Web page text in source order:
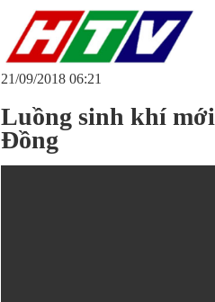
21/09/2018 06:21
Luồng sinh khí
Đồng